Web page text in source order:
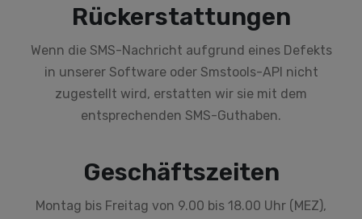
Rückerstattungen
Wenn die SMS-Nachricht aufgrund eines Defekts
in unserer Software oder Smstools-API nicht
zugestellt wird, erstatten wir sie mit dem
entsprechenden SMS-Guthaben.
Geschäftszeiten
Montag bis Freitag von 9.00 bis 18.00 Uhr (MEZ),